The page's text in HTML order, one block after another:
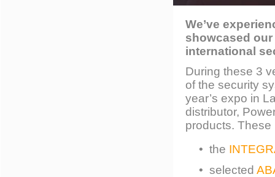
We’ve
showcased
international
During these 3
of the security
year’s expo in
distributor,
products. These
• the
• selected